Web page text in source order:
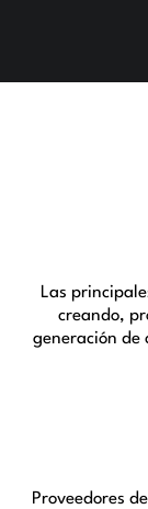
Las
creando,
generación de
Proveedores